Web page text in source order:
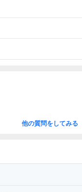
他の質問をしてみる